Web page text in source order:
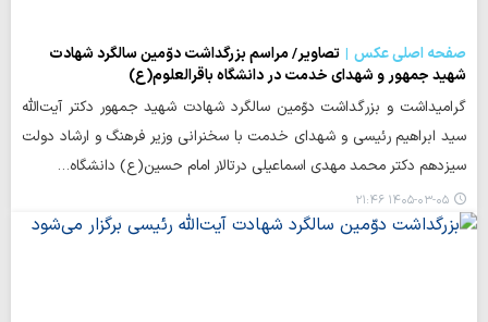
صفحه اصلی عکس
تصاویر/ مراسم بزرگداشت دوّمین سالگرد شهادت
شهید جمهور و شهدای خدمت در دانشگاه باقرالعلوم(ع)
گرامیداشت و بزرگداشت دوّمین سالگرد شهادت شهید جمهور دکتر آیت‌الله
سید ابراهیم رئیسی و شهدای خدمت با سخنرانی وزیر فرهنگ و ارشاد دولت
سیزدهم دکتر محمد مهدی اسماعیلی درتالار امام حسین(ع) دانشگاه…
۱۴۰۵-۰۳-۰۵ ۲۱:۴۶